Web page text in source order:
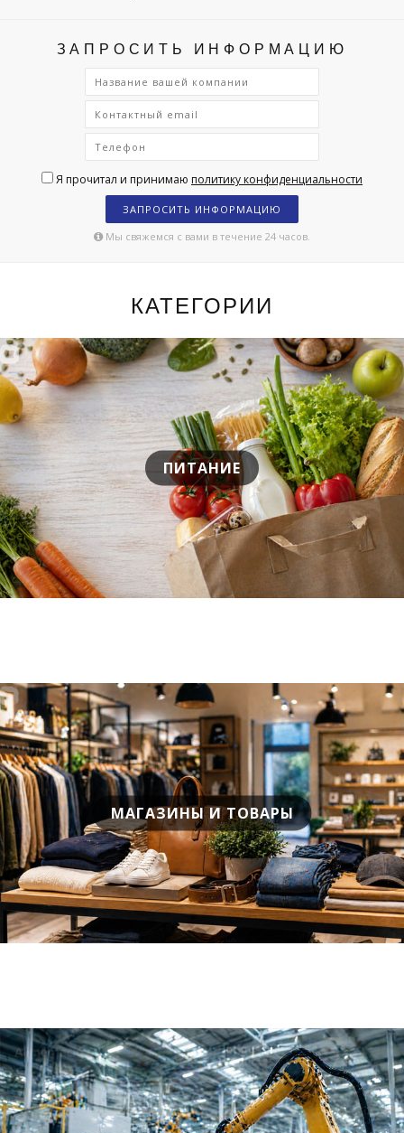
ЗАПРОСИТЬ ИНФОРМАЦИЮ
Я прочитал и принимаю политику конфиденциальности
ЗАПРОСИТЬ ИНФОРМАЦИЮ
Мы свяжемся с вами в течение 24 часов.
КАТЕГОРИИ
ПИТАНИЕ
МАГАЗИНЫ И ТОВАРЫ